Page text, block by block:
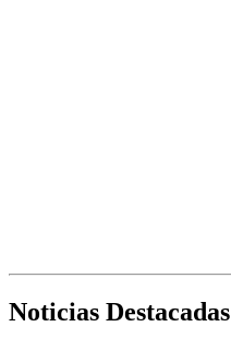
Noticias Destacadas